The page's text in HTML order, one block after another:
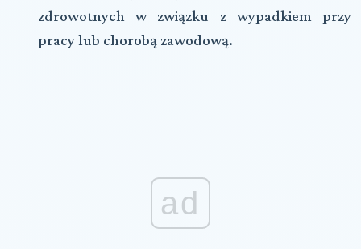
zdrowotnych w związku z wypadkiem przy
pracy lub chorobą zawodową.
ad